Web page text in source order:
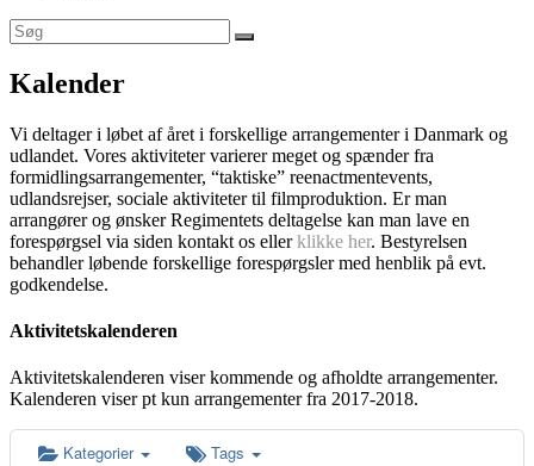
Kalender
Vi deltager i løbet af året i forskellige arrangementer i Danmark og
udlandet. Vores aktiviteter varierer meget og spænder fra
formidlingsarrangementer, “taktiske” reenactmentevents,
udlandsrejser, sociale aktiviteter til filmproduktion. Er man
arrangører og ønsker Regimentets deltagelse kan man lave en
forespørgsel via siden kontakt os ellerklikke her. Bestyrelsen
behandler løbende forskellige forespørgsler med henblik på evt.
godkendelse.
Aktivitetskalenderen
Aktivitetskalenderen viser kommende og afholdte arrangementer.
Kalenderen viser pt kun arrangementer fra 2017-2018.
Kategorier Tags